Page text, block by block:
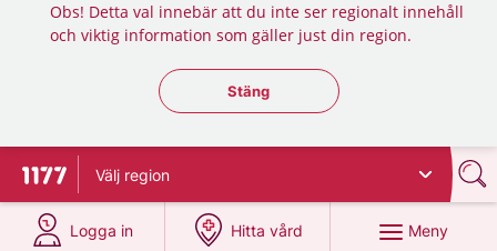
Obs! Detta val innebär att du inte ser regionalt innehåll
och viktig information som gäller just din region.
Stäng regionsväljaren
Stäng
Till startsidan för 1177
Välj region
Logga in
på 1177.se
Hitta vård
på 1177.se
Meny